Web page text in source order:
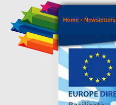
Home Newsletters